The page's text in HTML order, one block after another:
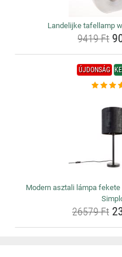
Landelijke tafellamp
9419 Ft
ÚJDONSÁG
Modern asztali lámpa
26579 Ft